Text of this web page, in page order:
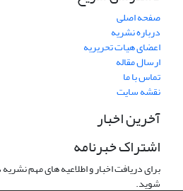
صفحه اصلی
درباره نشریه
اعضای هیات تحریریه
ارسال مقاله
تماس با ما
نقشه سایت
آخرین اخبار
اشتراک خبرنامه
برای دریافت اخبار و اطلاعیه های مهم
شوید.